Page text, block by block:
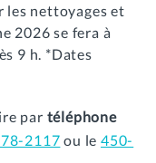
les nettoyages et
2026 se fera à
9 h. *Dates
par téléphone
2117 ou le450-